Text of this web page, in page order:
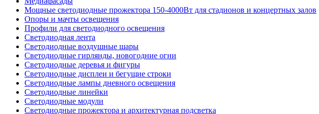
Мощные светодиодные прожектора 150-4000Вт для стадионов и концертных залов
Опоры и мачты освещения
Профили для светодиодного освещения
Светодиодная лента
Светодиодные воздушные шары
Светодиодные гирлянды, новогодние огни
Светодиодные деревья и фигуры
Светодиодные дисплеи и бегущие строки
Светодиодные лампы дневного освещения
Светодиодные линейки
Светодиодные модули
Светодиодные прожектора и архитектурная подсветка